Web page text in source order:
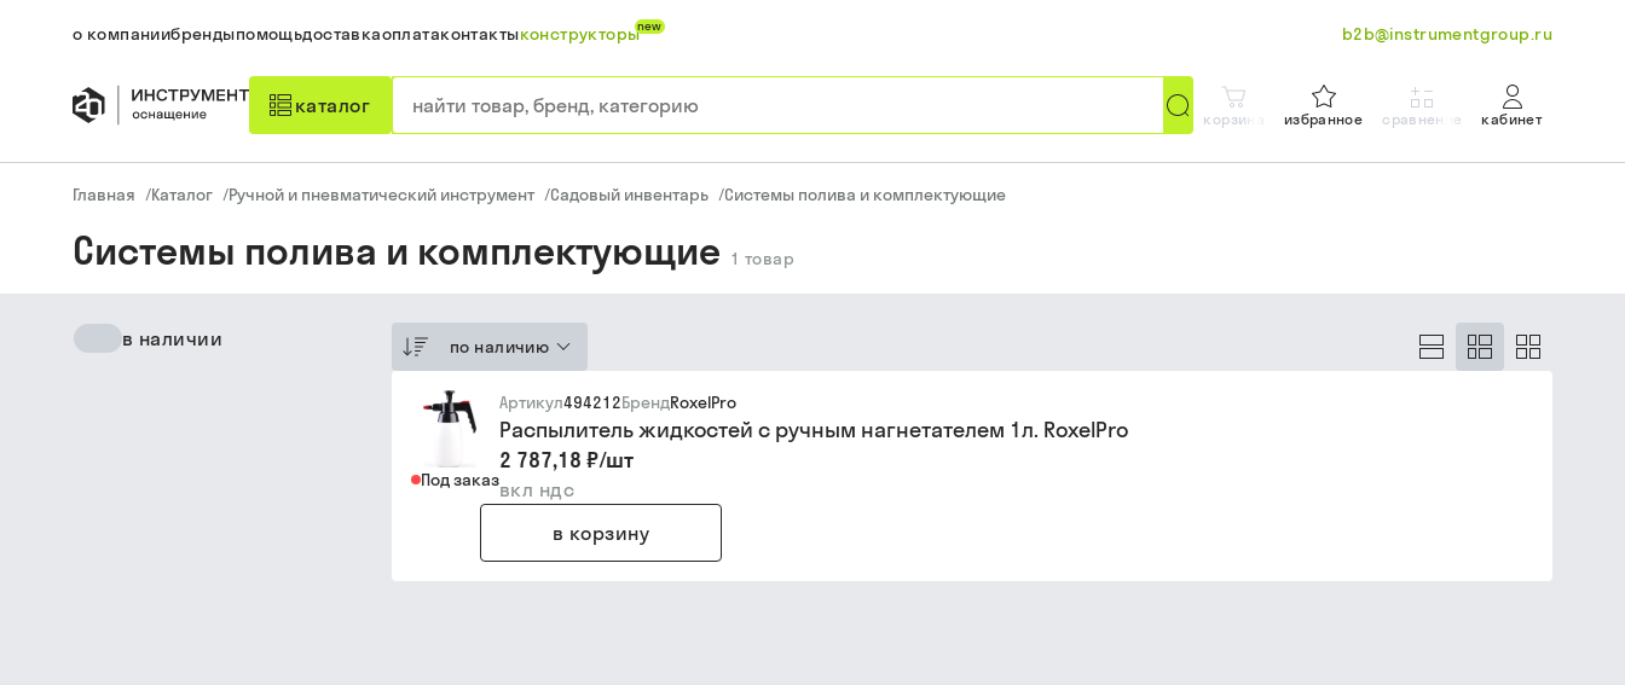
о компаниибрендыпомощьдоставкаоплатаконтактыконструкторыnew b2b@instrumentgroup.ru
каталог
корзина избранное сравнение кабинет
Главная /Каталог /Ручной и пневматический инструмент /Садовый инвентарь /Системы полива и комплектующие
Системы полива и комплектующие 1 товар
в наличии по наличию
Под заказ
Артикул494212БрендRoxelPro
Распылитель жидкостей с ручным нагнетателем 1л. RoxelPro
2 787,18 ₽/шт
вкл ндс
в корзину